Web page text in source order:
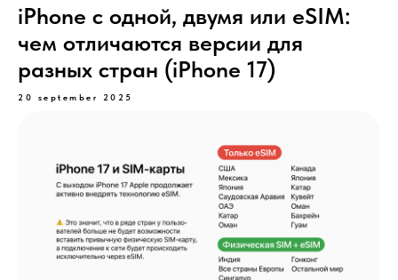
iPhone с одной, двумя или eSIM:
чем отличаются версии для
разных стран (iPhone 17)
20 september 2025